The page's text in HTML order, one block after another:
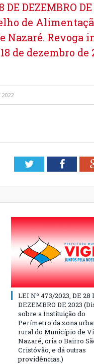
DE DEZEMBRO
de
Nazaré. Revoga
de dezembro de
2022
Twitter
LEI Nº 473/2023, DE 28
DEZEMBRO DE 2023
sobre a Instituição do
Perímetro da zona
rural do Município de
Nazaré, cria o Bairro
Cristóvão, e dá outras
providências.)